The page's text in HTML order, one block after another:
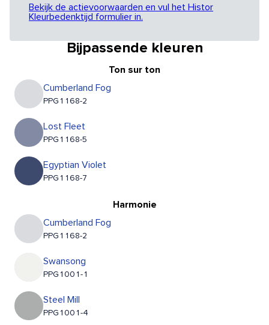
Bekijk de actievoorwaarden en vul het Histor
Kleurbedenktijd formulier in.
Bijpassende kleuren
Ton sur ton
Cumberland Fog
PPG1168-2
Lost Fleet
PPG1168-5
Egyptian Violet
PPG1168-7
Harmonie
Cumberland Fog
PPG1168-2
Swansong
PPG1001-1
Steel Mill
PPG1001-4